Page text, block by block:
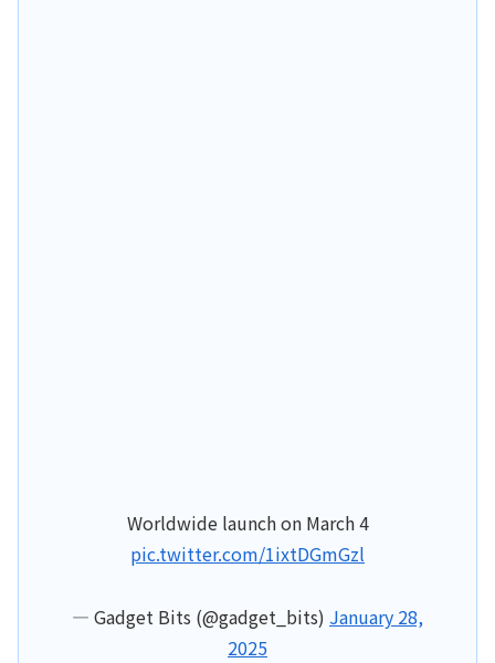
Worldwide launch on March 4
pic.twitter.com/1ixtDGmGzl
— Gadget Bits (@gadget_bits) January 28,
2025